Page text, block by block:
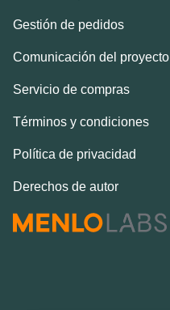
Gestión de pedidos
Comunicación del proyecto
Servicio de compras
Términos y condiciones
Política de privacidad
Derechos de autor